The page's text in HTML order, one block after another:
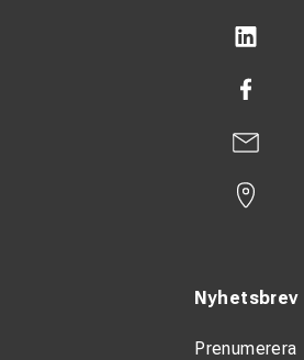
Nyhetsbrev
Prenumerera